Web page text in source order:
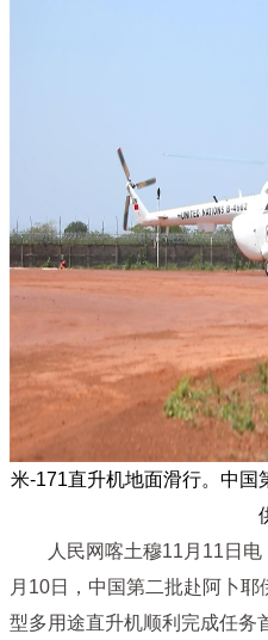
米-171直升机地面滑行。中国
人民网喀土穆11月11日
月10日，中国第二批赴阿卜
型多用途直升机顺利完成任务